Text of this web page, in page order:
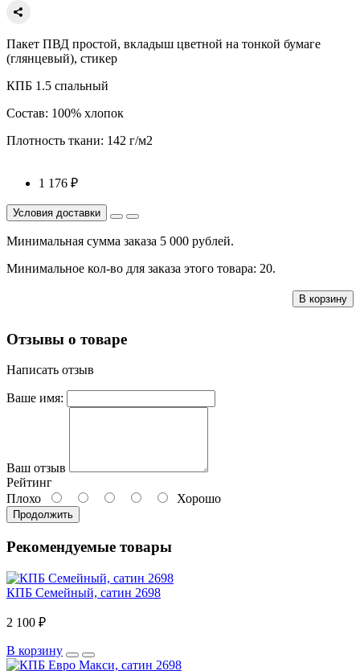
Пакет ПВД простой, вкладыш цветной на тонкой бумаге
(глянцевый), стикер
КПБ 1.5 спальный
Состав: 100% хлопок
Плотность ткани: 142 г/м2
1 176 ₽
Минимальная сумма заказа 5 000 рублей.
В корзину
Минимальное кол-во для заказа этого товара: 20.
Отзывы о товаре
Написать отзыв
Ваше имя:
Ваш отзыв
Рейтинг
Плохо
Хорошо
Продолжить
Рекомендуемые товары
КПБ Семейный, сатин 2698
2 100 ₽
В корзину